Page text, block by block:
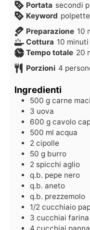
Portata secondi
Keyword
Preparazione 10
Cottura 10 minuti
Tempo totale 20
Porzioni 4
Ingredienti
500 g carne
3 uova
600 g cavolo
500 ml acqua
2 cipolle
50 g burro
2 spicchi aglio
q.b. pepe nero
q.b. aneto
q.b. prezzemolo
1/2 cucchiaio
3 cucchiai farina